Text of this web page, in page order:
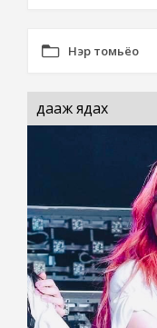
Нэр томьёо
дааж ядах